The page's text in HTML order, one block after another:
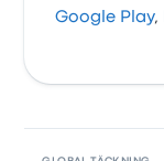
Google Play,